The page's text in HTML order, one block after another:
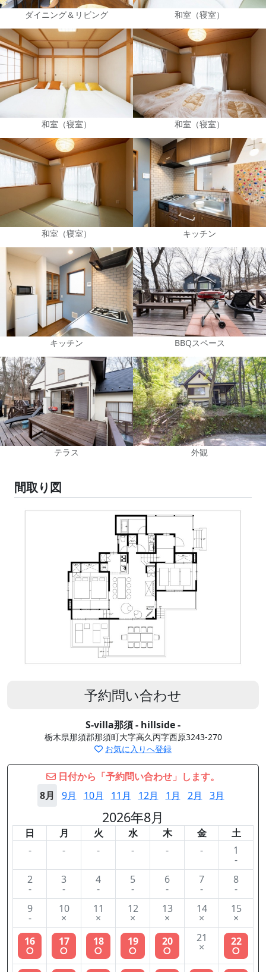
ダイニング＆リビング 和室（寝室）
和室（寝室） 和室（寝室）
和室（寝室） キッチン
キッチン BBQスペース
テラス 外観
間取り図
予約問い合わせ
S-villa那須 - hillside -
栃木県那須郡那須町大字高久丙字西原3243-270
お気に入りへ登録
日付から「予約問い合わせ」します。
8月
9月 10月 11月 12月 1月 2月 3月
2026年8月
日 月 火 水 木 金
土
-
- - - - - 1
-
2
-
3
-
4
-
5
-
6
-
7
-
8
-
9
-
10
×
11
×
12
×
13
×
14
×
15
×
16
○
17
○
18
○
19
○
20
○
21
× 22
○